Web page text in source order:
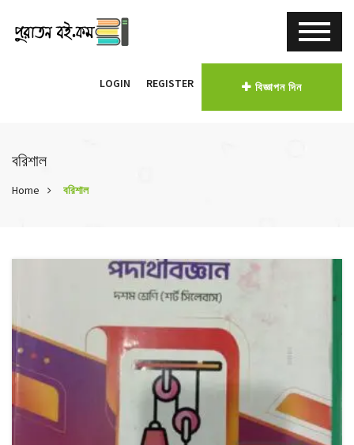
LOGIN REGISTER বিজ্ঞাপন দিন
বরিশাল
Home বরিশাল